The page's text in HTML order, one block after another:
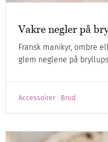
Vakre negler på
Fransk manikyr, ombre
glem neglene på
Accessoirer Brud